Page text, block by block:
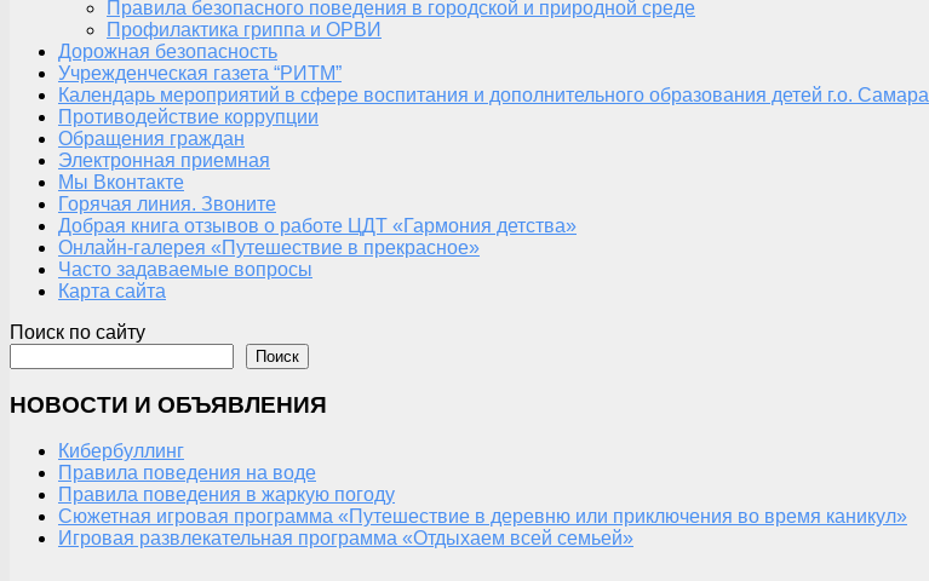
Правила безопасного поведения в городской и природной среде
Профилактика гриппа и ОРВИ
Дорожная безопасность
Учрежденческая газета “РИТМ”
Календарь мероприятий в сфере воспитания и дополнительного образования детей г.о. Самара
Противодействие коррупции
Обращения граждан
Электронная приемная
Мы Вконтакте
Горячая линия. Звоните
Добрая книга отзывов о работе ЦДТ «Гармония детства»
Онлайн-галерея «Путешествие в прекрасное»
Часто задаваемые вопросы
Карта сайта
Поиск по сайту
Поиск
НОВОСТИ И ОБЪЯВЛЕНИЯ
Кибербуллинг
Правила поведения на воде
Правила поведения в жаркую погоду
Сюжетная игровая программа «Путешествие в деревню или приключения во время каникул»
Игровая развлекательная программа «Отдыхаем всей семьей»